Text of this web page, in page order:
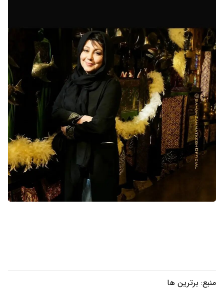
منبع: برترین ها